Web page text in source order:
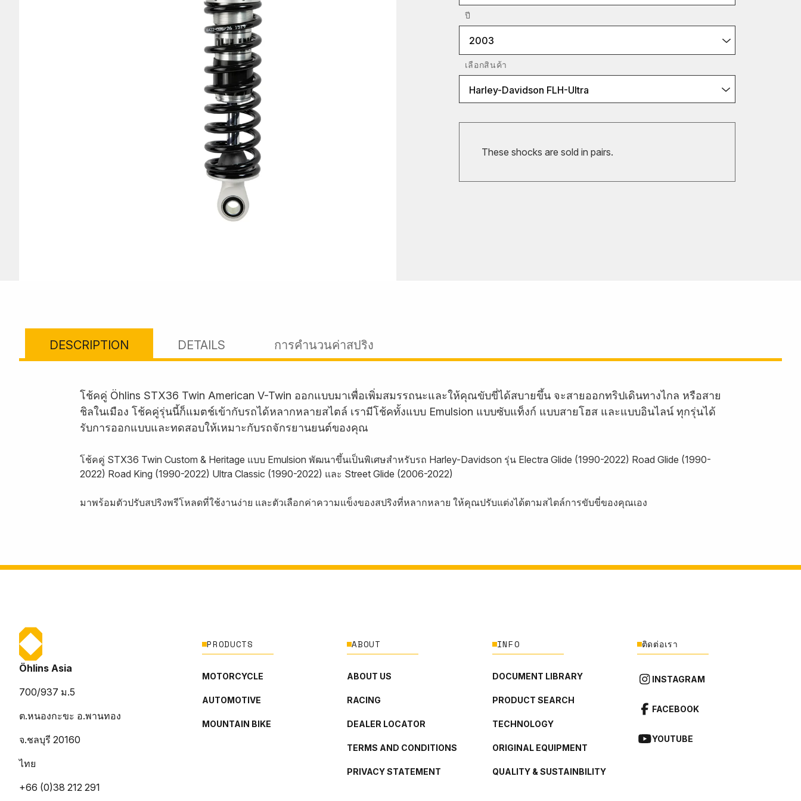
ปี
2003
เลือกสินค้า
Harley-Davidson FLH-Ultra
These shocks are sold in pairs.
DESCRIPTION DETAILS การคำนวนค่าสปริง
โช้คคู่ Öhlins STX36 Twin American V-Twin ออกแบบมาเพื่อเพิ่มสมรรถนะและให้คุณขับขี่ได้สบายขึ้น จะสายออกทริปเดินทางไกล หรือสาย
ชิลในเมือง โช้คคู่รุ่นนี้ก็แมตช์เข้ากับรถได้หลากหลายสไตล์ เรามีโช้คทั้งแบบ Emulsion แบบซับแท็งก์ แบบสายโฮส และแบบอินไลน์ ทุกรุ่นได้
รับการออกแบบและทดสอบให้เหมาะกับรถจักรยานยนต์ของคุณ
โช้คคู่ STX36 Twin Custom & Heritage แบบ Emulsion พัฒนาขึ้นเป็นพิเศษสำหรับรถ Harley-Davidson รุ่น Electra Glide (1990-2022) Road Glide (1990-
2022) Road King (1990-2022) Ultra Classic (1990-2022) และ Street Glide (2006-2022)
มาพร้อมตัวปรับสปริงพรีโหลดที่ใช้งานง่าย และตัวเลือกค่าความแข็งของสปริงที่หลากหลาย ให้คุณปรับแต่งได้ตามสไตล์การขับขี่ของคุณเอง
Öhlins Asia
700/937 ม.5
ต.หนองกะขะ อ.พานทอง
จ.ชลบุรี 20160
ไทย
+66 (0)38 212 291
PRODUCTS
MOTORCYCLE
AUTOMOTIVE
MOUNTAIN BIKE
ABOUT
ABOUT US
RACING
DEALER LOCATOR
TERMS AND CONDITIONS
PRIVACY STATEMENT
INFO
DOCUMENT LIBRARY
PRODUCT SEARCH
TECHNOLOGY
ORIGINAL EQUIPMENT
QUALITY & SUSTAINBILITY
ติดต่อเรา
INSTAGRAM
FACEBOOK
YOUTUBE